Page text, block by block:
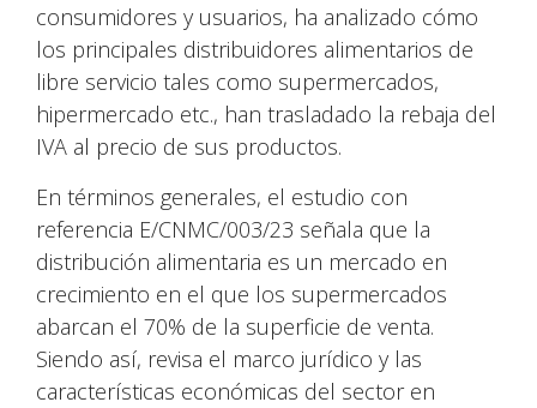
consumidores y usuarios, ha analizado cómo
los principales distribuidores alimentarios de
libre servicio tales como supermercados,
hipermercado etc., han trasladado la rebaja del
IVA al precio de sus productos.
En términos generales, el estudio con
referencia E/CNMC/003/23 señala que la
distribución alimentaria es un mercado en
crecimiento en el que los supermercados
abarcan el 70% de la superficie de venta.
Siendo así, revisa el marco jurídico y las
características económicas del sector en